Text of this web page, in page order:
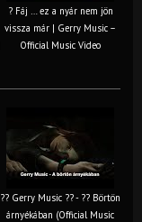
? Fáj … ez a nyár nem jön
vissza már | Gerry Music –
Official Music Video
?? Gerry Music ?? - ?? Börtön
árnyékában (Official Music